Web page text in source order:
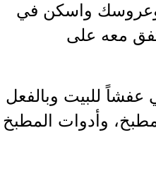
وعروسك واسكن في
معه على
يشتري لي عفشاً للبيت وبالفعل
وأدوات المطبخ